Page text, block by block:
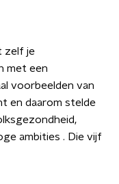
zelf je
met een
voorbeelden van
en daarom stelde
ambities . Die vijf